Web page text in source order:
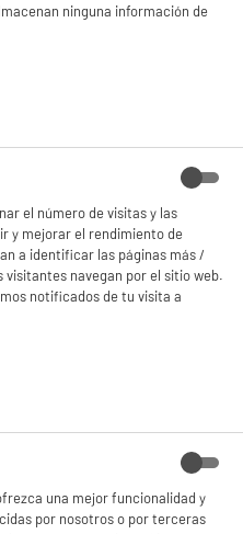
tu consentimiento, ELECTRO DEPOT
tus datos personales para:
ninguna información de
el número de visitas y las
y mejorar el rendimiento de
a identificar las páginas más /
visitantes navegan por el sitio web.
notificados de tu visita a
una mejor funcionalidad y
por nosotros o por terceras